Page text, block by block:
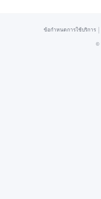
ข้อกำหนดการใช้บริการ
©